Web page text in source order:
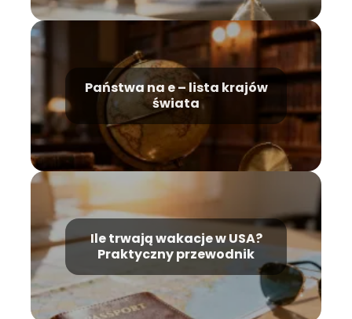
Państwa na e – lista krajów
świata
Ile trwają wakacje w USA?
Praktyczny przewodnik